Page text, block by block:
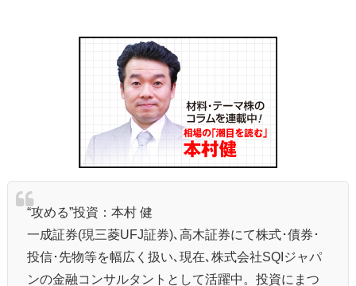
“攻める”投資：本村 健
一成証券(現三菱UFJ証券)､高木証券にて株式･債券･
投信･先物等を幅広く扱い､現在､株式会社SQIジャパ
ンの金融コンサルタントとして活躍中。投資にまつ